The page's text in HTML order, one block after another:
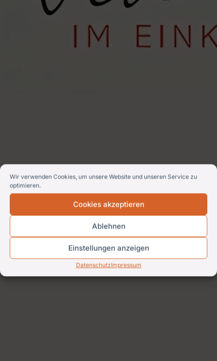
Wir verwenden Cookies, um unsere Website und unseren Service zu
optimieren.
Cookies akzeptieren
Ablehnen
Einstellungen anzeigen
DatenschutzImpressum